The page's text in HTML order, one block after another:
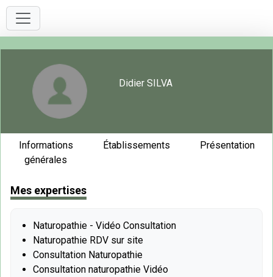
Didier SILVA
Informations
générales
Établissements Présentation
Mes expertises
Naturopathie - Vidéo Consultation
Naturopathie RDV sur site
Consultation Naturopathie
Consultation naturopathie Vidéo